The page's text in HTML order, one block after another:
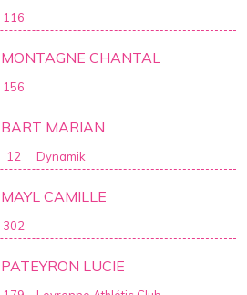
116
156
MONTAGNE CHANTAL
12
BART MARIAN
Dynamik
302
MAYL CAMILLE
PATEYRON LUCIE